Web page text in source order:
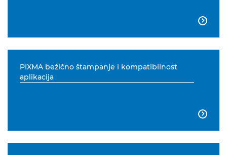

PIXMA bežično štampanje i kompatibilnost
aplikacija
